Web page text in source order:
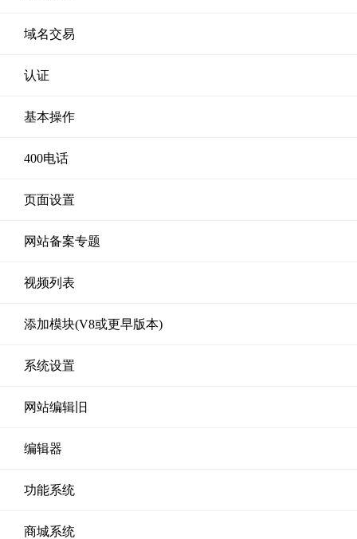
域名交易
认证
基本操作
400电话
页面设置
网站备案专题
视频列表
添加模块(V8或更早版本)
系统设置
网站编辑旧
编辑器
功能系统
商城系统